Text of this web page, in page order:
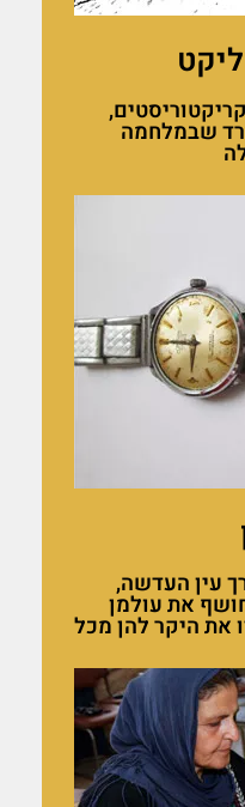
שבמלחמה
עין העדשה,
את עולמן
את היקר להן מכל